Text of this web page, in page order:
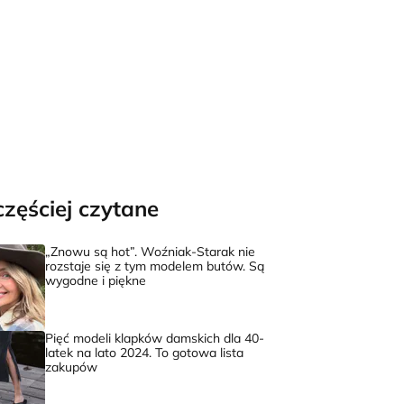
czytane
„Znowu są hot”. Woźniak-Starak nie
rozstaje się z tym modelem butów. Są
wygodne i piękne
Pięć modeli klapków damskich dla 40-
latek na lato 2024. To gotowa lista
zakupów